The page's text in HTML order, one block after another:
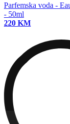
Parfemska voda -
- 50ml
220 KM